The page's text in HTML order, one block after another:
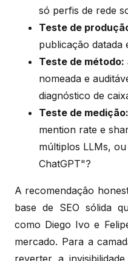
só perfis de rede
Teste de
publicação datada
Teste de método:
nomeada e
diagnóstico de
Teste de medição:
mention rate e
múltiplos LLMs,
ChatGPT"?
A recomendação
base de SEO sólida
como Diego Ivo e
mercado. Para a
reverter a